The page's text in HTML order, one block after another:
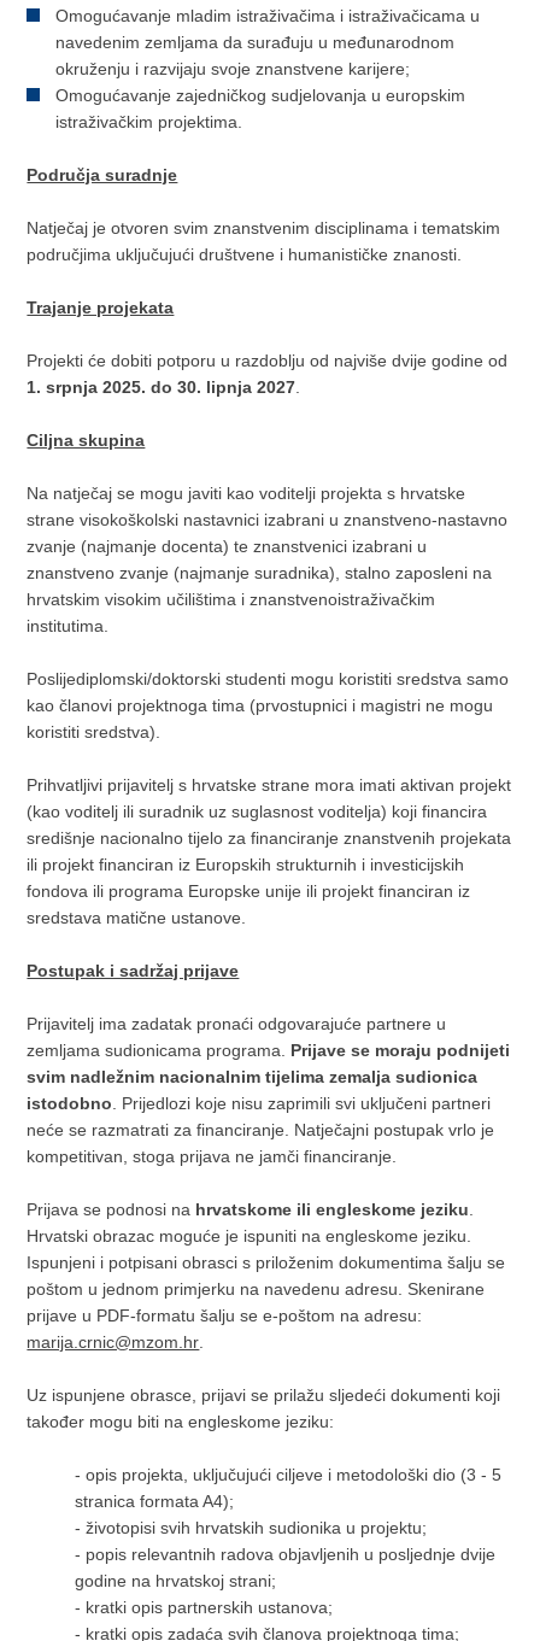
Omogućavanje mladim istraživačima i istraživačicama u
navedenim zemljama da surađuju u međunarodnom
okruženju i razvijaju svoje znanstvene karijere;
Omogućavanje zajedničkog sudjelovanja u europskim
istraživačkim projektima.
Područja suradnje
Natječaj je otvoren svim znanstvenim disciplinama i tematskim
područjima uključujući društvene i humanističke znanosti.
Trajanje projekata
Projekti će dobiti potporu u razdoblju od najviše dvije godine od
1. srpnja 2025. do 30. lipnja 2027
Ciljna skupina
Na natječaj se mogu javiti kao voditelji projekta s hrvatske
strane visokoškolski nastavnici izabrani u znanstveno-nastavno
zvanje (najmanje docenta) te znanstvenici izabrani u
znanstveno zvanje (najmanje suradnika), stalno zaposleni na
hrvatskim visokim učilištima i znanstvenoistraživačkim
institutima.
Poslijediplomski/doktorski studenti mogu koristiti sredstva samo
kao članovi projektnoga tima (prvostupnici i magistri ne mogu
koristiti sredstva).
Prihvatljivi prijavitelj s hrvatske strane mora imati aktivan projekt
(kao voditelj ili suradnik uz suglasnost voditelja) koji financira
središnje nacionalno tijelo za financiranje znanstvenih projekata
ili projekt financiran iz Europskih strukturnih i investicijskih
fondova ili programa Europske unije ili projekt financiran iz
sredstava matične ustanove.
Postupak i sadržaj prijave
Prijavitelj ima zadatak pronaći odgovarajuće partnere u
zemljama sudionicama programa. Prijave se moraju podnijeti
svim nadležnim nacionalnim tijelima zemalja sudionica
istodobno . Prijedlozi koje nisu zaprimili svi uključeni partneri
neće se razmatrati za financiranje. Natječajni postupak vrlo je
kompetitivan, stoga prijava ne jamči financiranje.
Prijava se podnosi na hrvatskome ili engleskome jeziku
Hrvatski obrazac moguće je ispuniti na engleskome jeziku.
Ispunjeni i potpisani obrasci s priloženim dokumentima šalju se
poštom u jednom primjerku na navedenu adresu. Skenirane
prijave u PDF-formatu šalju se e-poštom na adresu:
marija.crnic@mzom.hr
Uz ispunjene obrasce, prijavi se prilažu sljedeći dokumenti koji
također mogu biti na engleskome jeziku:
- opis projekta, uključujući ciljeve i metodološki dio (3 - 5
stranica formata A4);
- životopisi svih hrvatskih sudionika u projektu;
- popis relevantnih radova objavljenih u posljednje dvije
godine na hrvatskoj strani;
- kratki opis partnerskih ustanova;
- kratki opis zadaća svih članova projektnoga tima;